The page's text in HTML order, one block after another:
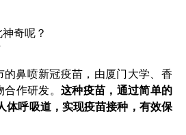
奇呢？
的鼻喷新冠疫苗，由厦门大学、香
作研发。 这种疫苗，通过简单的
体呼吸道，实现疫苗接种，有效保